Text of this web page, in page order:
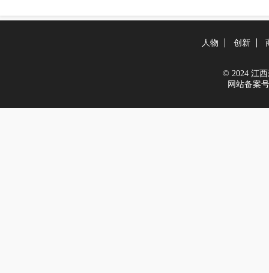
人物 创新
© 2024 江西
网站备案